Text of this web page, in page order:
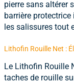
pierre sans altérer
barrière protectrice
les salissures tout
Lithofin Rouille Net :
Le Lithofin Rouille
taches de rouille